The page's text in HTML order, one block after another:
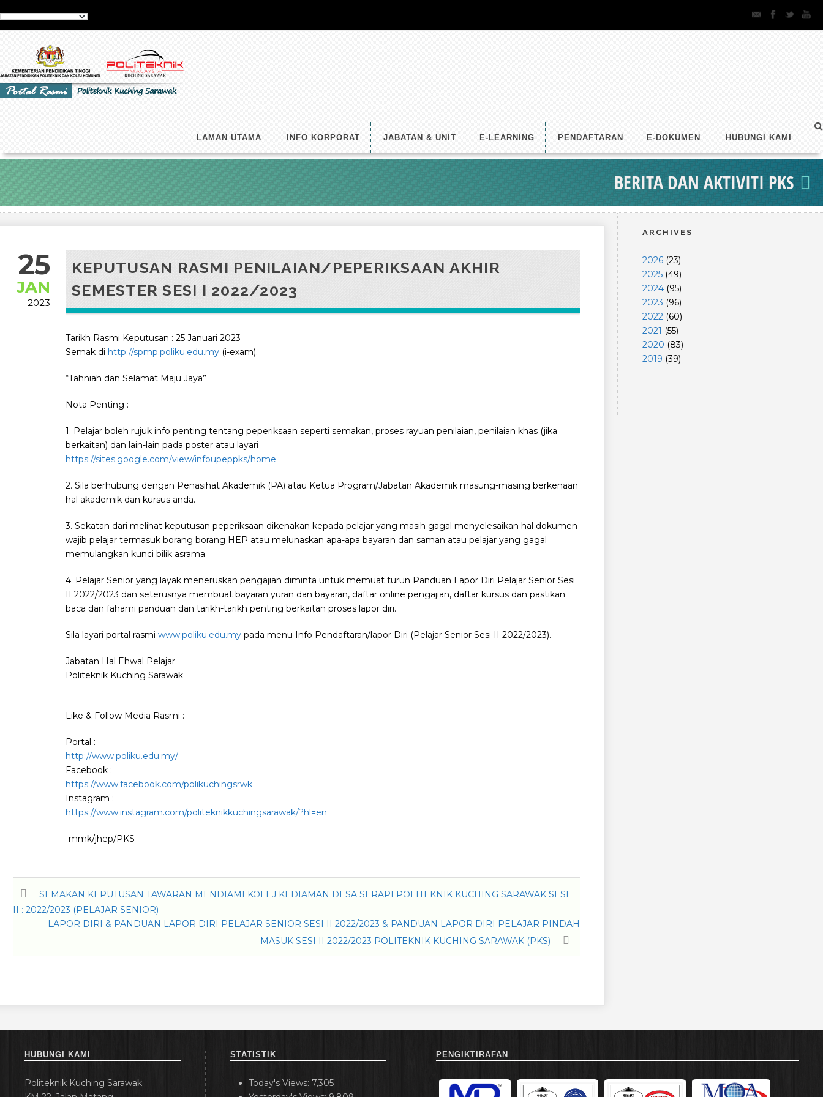
LAMAN UTAMA INFO KORPORAT JABATAN & UNIT E-LEARNING PENDAFTARAN E-DOKUMEN HUBUNGI KAMI
BERITA DAN AKTIVITI PKS
25
JAN
2023
KEPUTUSAN RASMI PENILAIAN/PEPERIKSAAN AKHIR
SEMESTER SESI I 2022/2023
Tarikh Rasmi Keputusan : 25 Januari 2023
Semak di http://spmp.poliku.edu.my (i-exam).
“Tahniah dan Selamat Maju Jaya”
Nota Penting :
1. Pelajar boleh rujuk info penting tentang peperiksaan seperti semakan, proses rayuan penilaian, penilaian khas (jika
berkaitan) dan lain-lain pada poster atau layari
https://sites.google.com/view/infoupeppks/home
2. Sila berhubung dengan Penasihat Akademik (PA) atau Ketua Program/Jabatan Akademik masung-masing berkenaan
hal akademik dan kursus anda.
3. Sekatan dari melihat keputusan peperiksaan dikenakan kepada pelajar yang masih gagal menyelesaikan hal dokumen
wajib pelajar termasuk borang borang HEP atau melunaskan apa-apa bayaran dan saman atau pelajar yang gagal
memulangkan kunci bilik asrama.
4. Pelajar Senior yang layak meneruskan pengajian diminta untuk memuat turun Panduan Lapor Diri Pelajar Senior Sesi
II 2022/2023 dan seterusnya membuat bayaran yuran dan bayaran, daftar online pengajian, daftar kursus dan pastikan
baca dan fahami panduan dan tarikh-tarikh penting berkaitan proses lapor diri.
Sila layari portal rasmi www.poliku.edu.my pada menu Info Pendaftaran/lapor Diri (Pelajar Senior Sesi II 2022/2023).
Jabatan Hal Ehwal Pelajar
Politeknik Kuching Sarawak
Like & Follow Media Rasmi :
Portal :
http://www.poliku.edu.my/
Facebook :
https://www.facebook.com/polikuchingsrwk
Instagram :
https://www.instagram.com/politeknikkuchingsarawak/?hl=en
-mmk/jhep/PKS-
SEMAKAN KEPUTUSAN TAWARAN MENDIAMI KOLEJ KEDIAMAN DESA SERAPI POLITEKNIK KUCHING SARAWAK SESI
II : 2022/2023 (PELAJAR SENIOR)
LAPOR DIRI & PANDUAN LAPOR DIRI PELAJAR SENIOR SESI II 2022/2023 & PANDUAN LAPOR DIRI PELAJAR PINDAH
MASUK SESI II 2022/2023 POLITEKNIK KUCHING SARAWAK (PKS)
ARCHIVES
2026 (23)
2025 (49)
2024 (95)
2023 (96)
2022 (60)
2021 (55)
2020 (83)
2019 (39)
HUBUNGI KAMI
Politeknik Kuching Sarawak
STATISTIK
Today's Views: 7,305
PENGIKTIRAFAN